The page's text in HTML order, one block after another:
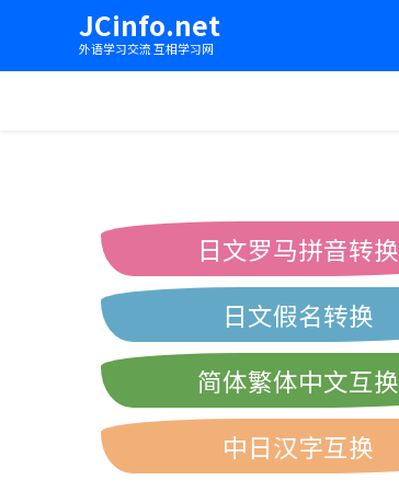
JCinfo.net
外语学习交流 互相学习网
日文罗马拼音转换
日文假名转换
简体繁体中文互换
中日汉字互换